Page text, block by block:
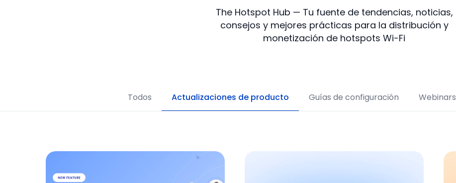
Espacios públicos
Transporte
The Hotspot Hub — Tu fuente de tendencias, noticias,
consejos y mejores prácticas para la distribución y
monetización de hotspots Wi-Fi
Todos Actualizaciones de producto Guías de configuración Webinars